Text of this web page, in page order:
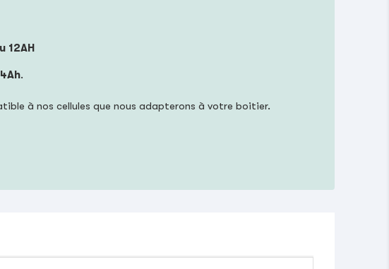
12AH
.
à nos cellules que nous adapterons à votre boitier.